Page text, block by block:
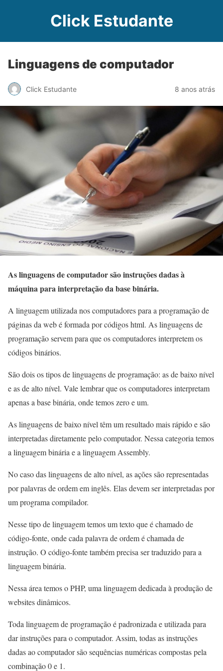
Click Estudante
Linguagens de computador
Click Estudante 8 anos atrás
As linguagens de computador são instruções dadas à
máquina para interpretação da base binária.
A linguagem utilizada nos computadores para a programação de
páginas da web é formada por códigos html. As linguagens de
programação servem para que os computadores interpretem os
códigos binários.
São dois os tipos de linguagens de programação: as de baixo nível
e as de alto nível. Vale lembrar que os computadores interpretam
apenas a base binária, onde temos zero e um.
As linguagens de baixo nível têm um resultado mais rápido e são
interpretadas diretamente pelo computador. Nessa categoria temos
a linguagem binária e a linguagem Assembly.
No caso das linguagens de alto nível, as ações são representadas
por palavras de ordem em inglês. Elas devem ser interpretadas por
um programa compilador.
Nesse tipo de linguagem temos um texto que é chamado de
código-fonte, onde cada palavra de ordem é chamada de
instrução. O código-fonte também precisa ser traduzido para a
linguagem binária.
Nessa área temos o PHP, uma linguagem dedicada à produção de
websites dinâmicos.
Toda linguagem de programação é padronizada e utilizada para
dar instruções para o computador. Assim, todas as instruções
dadas ao computador são sequências numéricas compostas pela
combinação 0 e 1.